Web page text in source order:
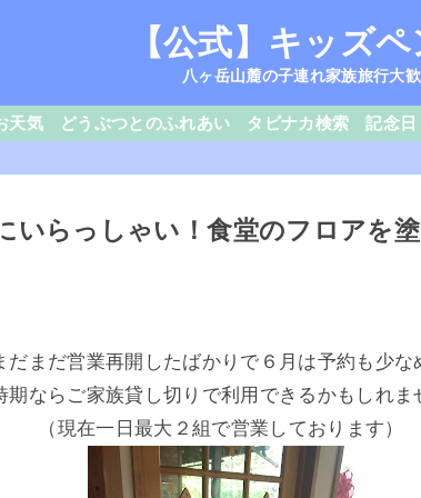
【公式】キッズ
八ヶ岳山麓の子連れ家族旅行大
天気 どうぶつとのふれあい タビナカ検索 記念日
いらっしゃい！食堂のフロアを
だまだ営業再開したばかりで６月は予約も少な
期ならご家族貸し切りで利用できるかもしれま
（現在一日最大２組で営業しております）